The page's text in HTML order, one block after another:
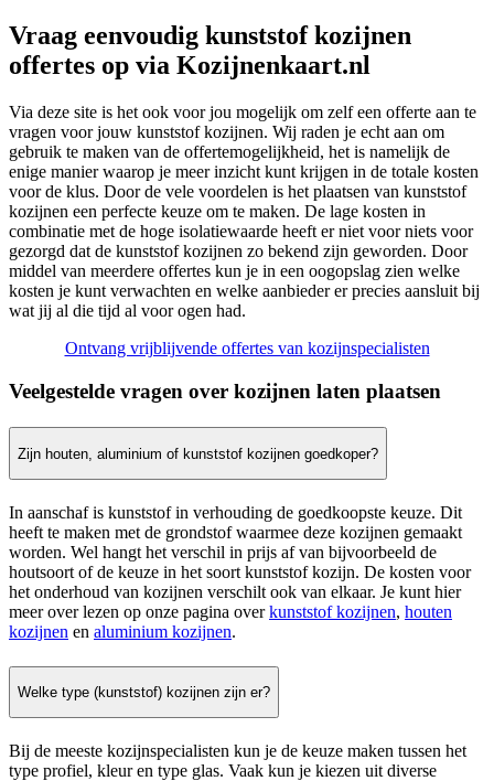
Vraag eenvoudig kunststof kozijnen
offertes op via Kozijnenkaart.nl
Via deze site is het ook voor jou mogelijk om zelf een offerte aan te
vragen voor jouw kunststof kozijnen. Wij raden je echt aan om
gebruik te maken van de offertemogelijkheid, het is namelijk de
enige manier waarop je meer inzicht kunt krijgen in de totale kosten
voor de klus. Door de vele voordelen is het plaatsen van kunststof
kozijnen een perfecte keuze om te maken. De lage kosten in
combinatie met de hoge isolatiewaarde heeft er niet voor niets voor
gezorgd dat de kunststof kozijnen zo bekend zijn geworden. Door
middel van meerdere offertes kun je in een oogopslag zien welke
kosten je kunt verwachten en welke aanbieder er precies aansluit bij
wat jij al die tijd al voor ogen had.
Ontvang vrijblijvende offertes van kozijnspecialisten
Veelgestelde vragen over kozijnen laten plaatsen
Zijn houten, aluminium of kunststof kozijnen goedkoper?
In aanschaf is kunststof in verhouding de goedkoopste keuze. Dit
heeft te maken met de grondstof waarmee deze kozijnen gemaakt
worden. Wel hangt het verschil in prijs af van bijvoorbeeld de
houtsoort of de keuze in het soort kunststof kozijn. De kosten voor
het onderhoud van kozijnen verschilt ook van elkaar. Je kunt hier
meer over lezen op onze pagina overkunststof kozijnen, houten
kozijnen en aluminium kozijnen.
Welke type (kunststof) kozijnen zijn er?
Bij de meeste kozijnspecialisten kun je de keuze maken tussen het
type profiel, kleur en type glas. Vaak kun je kiezen uit diverse